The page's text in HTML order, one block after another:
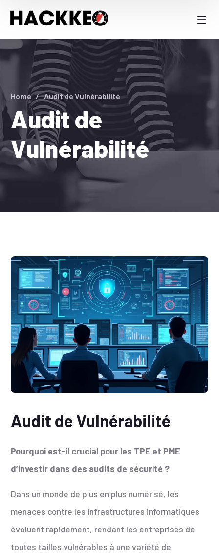
Audit de
Vulnérabilité
Home Audit de Vulnérabilité
Audit de Vulnérabilité
Pourquoi est-il crucial pour les TPE et PME
d’investir dans des audits de sécurité ?
Dans un monde de plus en plus numérisé, les
menaces contre les infrastructures informatiques
évoluent rapidement, rendant les entreprises de
toutes tailles vulnérables à une variété de